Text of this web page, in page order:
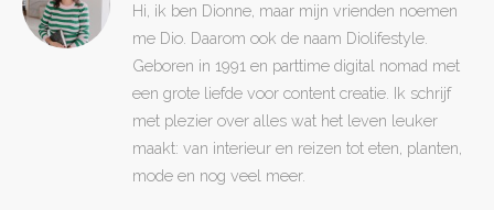
Hi, ik ben Dionne, maar mijn vrienden noemen
me Dio. Daarom ook de naam Diolifestyle.
Geboren in 1991 en parttime digital nomad met
een grote liefde voor content creatie. Ik schrijf
met plezier over alles wat het leven leuker
maakt: van interieur en reizen tot eten, planten,
mode en nog veel meer.